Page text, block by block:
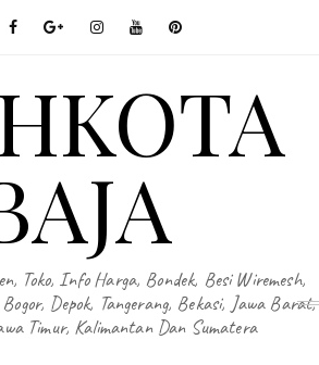
Toko, Info Harga, Bondek, Besi Wiremesh,
Depok, Tangerang, Bekasi, Jawa Barat,
Timur, Kalimantan Dan Sumatera